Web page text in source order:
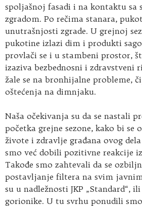
spoljašnoj fasadi i na kontaktu sa
zgradom. Po rečima stanara,
unutrašnjosti zgrade. U grejnoj
pukotine izlazi dim i produkti
provlači se i u stambeni prostor,
izaziva bezbednosni i zdravstveni
žale se na bronhijalne probleme,
oštećenja na dimnjaku.
Naša očekivanja su da se nastali
početka grejne sezone, kako bi se
živote i zdravlje građana ovog dela
smo već dobili pozitivne reakcije
Takođe smo zahtevali da se
postavljanje filtera na svim
su u nadležnosti JKP „Standard“,
gorionike. U tu svrhu ponudili